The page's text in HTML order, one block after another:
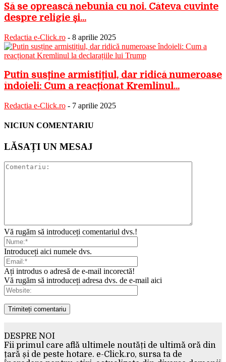
Să se oprească nebunia cu noi. Câteva cuvinte
despre religie și...
Redactia e-Click.ro - 8 aprilie 2025
Putin susține armistițiul, dar ridică numeroase
îndoieli: Cum a reacționat Kremlinul...
Redactia e-Click.ro - 7 aprilie 2025
NICIUN COMENTARIU
LĂSAȚI UN MESAJ
Vă rugăm să introduceți comentariul dvs.!
Introduceți aici numele dvs.
Ați introdus o adresă de e-mail incorectă!
Vă rugăm să introduceți adresa dvs. de e-mail aici
DESPRE NOI
Fii primul care află ultimele noutăți de ultimă oră din
țară și de peste hotare. e-Click.ro, sursa ta de